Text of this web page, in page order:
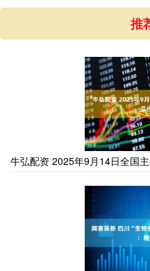
推
牛弘配资 2025年9月14日全国